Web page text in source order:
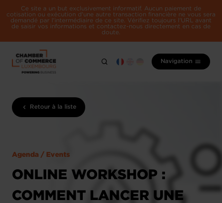
Ce site a un but exclusivement informatif. Aucun paiement de
cotisation ou exécution d'une autre transaction financière ne vous sera
demandé par l'intermédiaire de ce site. Vérifiez toujours l'URL avant
de saisir vos informations et contactez-nous directement en cas de
doute.
Navigation
Retour à la liste
Agenda / Events
ONLINE WORKSHOP :
COMMENT LANCER UNE